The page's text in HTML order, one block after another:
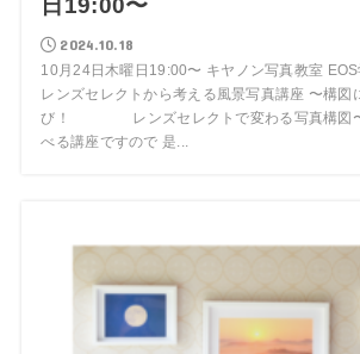
日19:00〜
2024.10.18
10月24日木曜日19:00〜 キヤノン写真教室
レンズセレクトから考える風景写真講座 〜構図
び！ レンズセレクトで変わる写真構図〜
べる講座ですので 是...